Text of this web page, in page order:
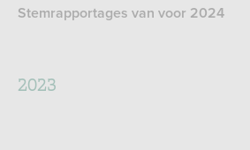
Stemrapportages van voor 2024
2023